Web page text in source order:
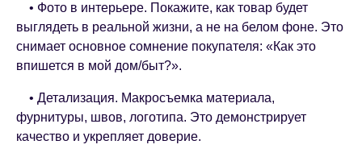
• Фото в интерьере. Покажите, как товар будет
выглядеть в реальной жизни, а не на белом фоне. Это
снимает основное сомнение покупателя: «Как это
впишется в мой дом/быт?».
• Детализация. Макросъемка материала,
фурнитуры, швов, логотипа. Это демонстрирует
качество и укрепляет доверие.